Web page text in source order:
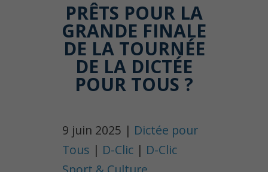
PRÊTS POUR LA
GRANDE FINALE
DE LA TOURNÉE
DE LA DICTÉE
POUR TOUS ?
9 juin 2025 | Dictée pour
Tous | D-Clic | D-Clic